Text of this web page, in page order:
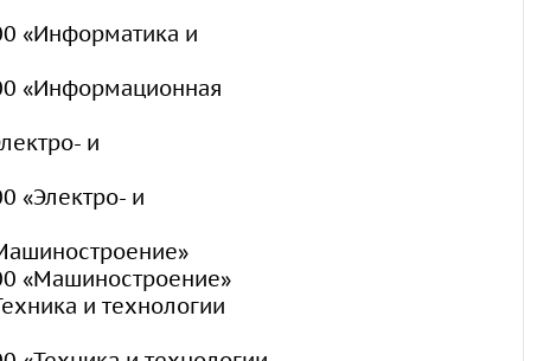
«Информатика и
«Информационная
и
«Электро- и
«Машиностроение»
и технологии